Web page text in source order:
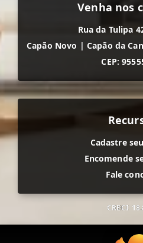
Venha nos
Rua da Tulipa
Capão Novo | Capão da
CEP:
Cadastre
Encomende
Fale
CRECI